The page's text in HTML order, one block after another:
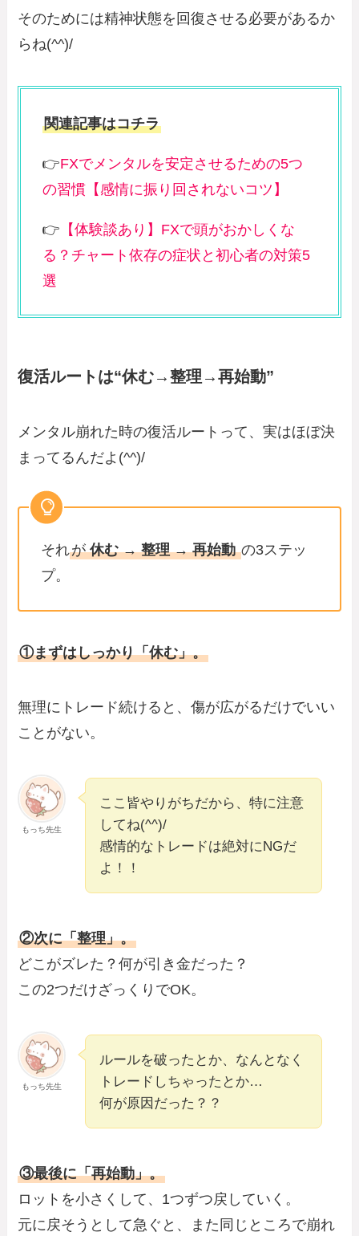
そのためには精神状態を回復させる必要があるか
らね(^^)/
関連記事はコチラ
👉FXでメンタルを安定させるための5つ
の習慣【感情に振り回されないコツ】
👉 【体験談あり】FXで頭がおかしくな
る？チャート依存の症状と初心者の対策5
選
復活ルートは“休む→整理→再始動”
メンタル崩れた時の復活ルートって、実はほぼ決
まってるんだよ(^^)/
それが休む → 整理 → 再始動 の3ステッ
プ。
①まずはしっかり「休む」。
無理にトレード続けると、傷が広がるだけでいい
ことがない。
もっち先生
ここ皆やりがちだから、特に注意
してね(^^)/
感情的なトレードは絶対にNGだ
よ！！
②次に「整理」。
どこがズレた？何が引き金だった？
この2つだけざっくりでOK。
もっち先生
ルールを破ったとか、なんとなく
トレードしちゃったとか…
何が原因だった？？
③最後に「再始動」。
ロットを小さくして、1つずつ戻していく。
元に戻そうとして急ぐと、また同じところで崩れ